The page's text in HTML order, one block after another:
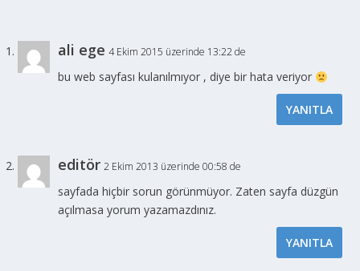
ali ege 4 Ekim 2015 üzerinde 13:22 de
bu web sayfası kulanılmıyor , diye bir hata veriyor
YANITLA
editör 2 Ekim 2013 üzerinde 00:58 de
sayfada hiçbir sorun görünmüyor. Zaten sayfa düzgün
açılmasa yorum yazamazdınız.
YANITLA